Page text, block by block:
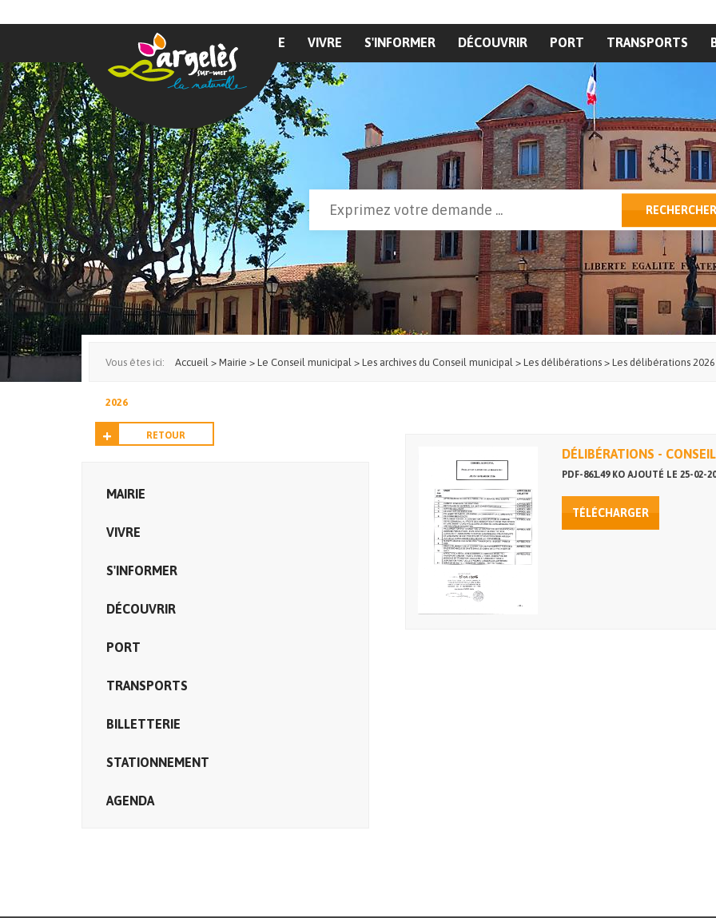
MAIRIE VIVRE S'INFORMER DÉCOUVRIR PORT TRANSPORTS
Formulaire de recherche RECHERCHER
Vous êtes ici: Accueil > Mairie > Le Conseil municipal > Les archives du Conseil municipal > Les délibérations > Les délibérations 2026
2026
RETOUR
MAIRIE
VIVRE
S'INFORMER
DÉCOUVRIR
PORT
TRANSPORTS
BILLETTERIE
STATIONNEMENT
AGENDA
DÉLIBÉRATIONS -
PDF-861.49 KO AJOUTÉ LE 25-02-
TÉLÉCHARGER